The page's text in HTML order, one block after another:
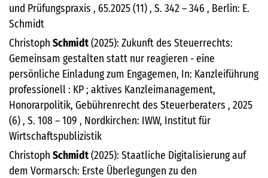
und Prüfungspraxis , 65.2025 (11) , S. 342 – 346 , Berlin: E.
Schmidt
Christoph Schmidt(2025): Zukunft des Steuerrechts:
Gemeinsam gestalten statt nur reagieren - eine
persönliche Einladung zum Engagemen, In: Kanzleiführung
professionell : KP ; aktives Kanzleimanagement,
Honorarpolitik, Gebührenrecht des Steuerberaters , 2025
(6) , S. 108 – 109 , Nordkirchen: IWW, Institut für
Wirtschaftspublizistik
Christoph Schmidt(2025): Staatliche Digitalisierung auf
dem Vormarsch: Erste Überlegungen zu den